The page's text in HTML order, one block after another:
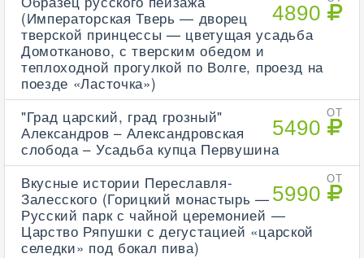
4890
(Императорская Тверь — дворец
тверской принцессы — цветущая усадьба
Домотканово, с тверским обедом и
теплоходной прогулкой по Волге, проезд на
поезде «Ласточка»)
ОТ
5490
"Град царский, град грозный"
Александров – Александровская
слобода – Усадьба купца Первушина
ОТ
5990
Вкусные истории Переславля-
Залесского (Горицкий монастырь —
Русский парк с чайной церемонией —
Царство Ряпушки с дегустацией «царской
селедки» под бокал пива)